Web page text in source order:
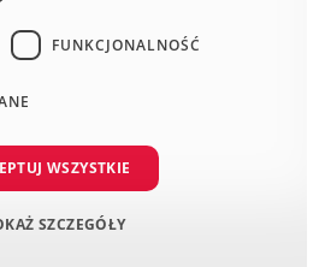
FUNKCJONALNOŚĆ
WSZYSTKIE
SZCZEGÓŁY